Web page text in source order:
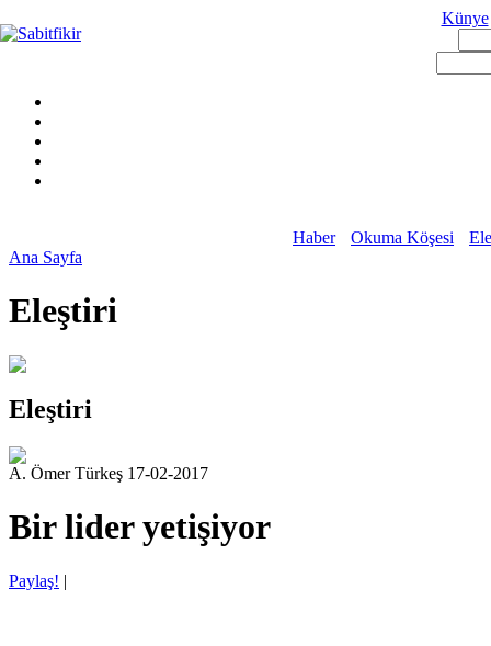
Künye
Haber Okuma Köşesi
Ana Sayfa
Eleştiri
Eleştiri
A. Ömer Türkeş 17-02-2017
Bir lider yetişiyor
Paylaş! |